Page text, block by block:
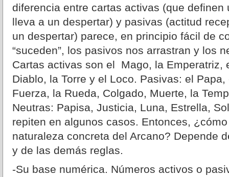
diferencia entre cartas activas (que
lleva a un despertar) y pasivas (actitud
un despertar) parece, en principio fácil de
“suceden”, los pasivos nos arrastran y los
Cartas activas son el Mago, la Emperatriz,
Diablo, la Torre y el Loco. Pasivas: el
Fuerza, la Rueda, Colgado, Muerte, la
Neutras: Papisa, Justicia, Luna, Estrella,
repiten en algunos casos. Entonces,
naturaleza concreta del Arcano? Depende
y de las demás reglas.
-Su base numérica. Números activos o